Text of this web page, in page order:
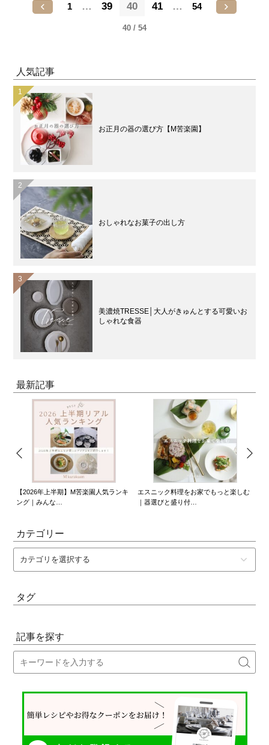
1 … 39 40 41 … 54
40 / 54
人気記事
お正月の器の選び方【M苦楽園】
おしゃれなお菓子の出し方
美濃焼TRESSE│大人がきゅんとする可愛いお
しゃれな食器
最新記事
【2026年上半期】M苦楽園人気ランキ
ング｜みんな…
エスニック料理をお家でもっと楽しむ
｜器選びと盛り付…
カテゴリー
タグ
記事を探す